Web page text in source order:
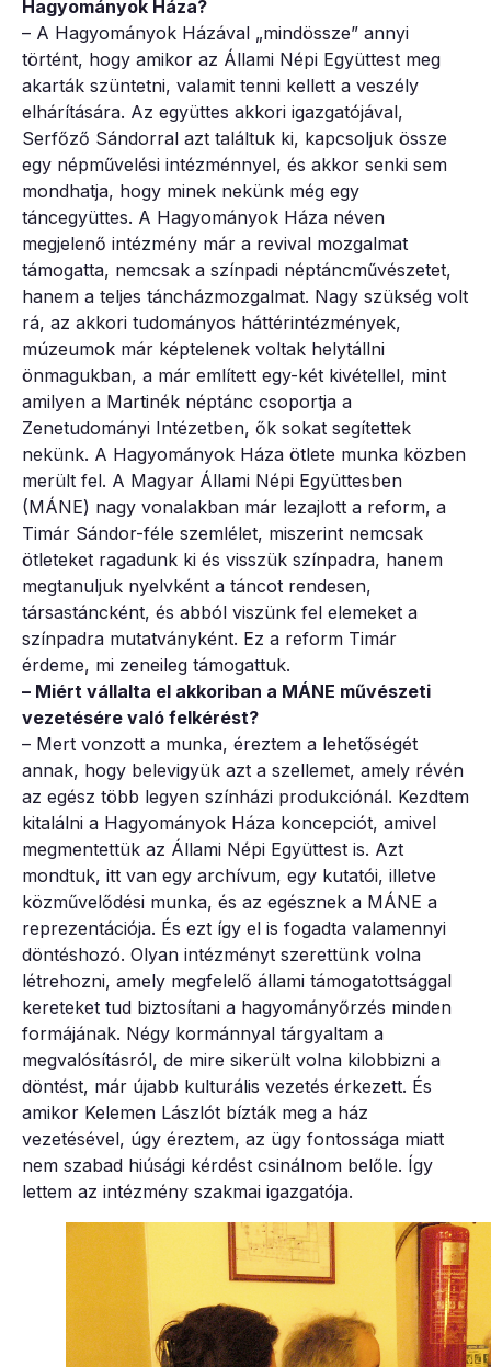
Hagyományok Háza?
– A Hagyományok Házával „mindössze” annyi
történt, hogy amikor az Állami Népi Együttest meg
akarták szüntetni, valamit tenni kellett a veszély
elhárítására. Az együttes akkori igazgatójával,
Serfőző Sándorral azt találtuk ki, kapcsoljuk össze
egy népművelési intézménnyel, és akkor senki sem
mondhatja, hogy minek nekünk még egy
táncegyüttes. A Hagyományok Háza néven
megjelenő intézmény már a revival mozgalmat
támogatta, nemcsak a színpadi néptáncművészetet,
hanem a teljes táncházmozgalmat. Nagy szükség volt
rá, az akkori tudományos háttérintézmények,
múzeumok már képtelenek voltak helytállni
önmagukban, a már említett egy-két kivétellel, mint
amilyen a Martinék néptánc csoportja a
Zenetudományi Intézetben, ők sokat segítettek
nekünk. A Hagyományok Háza ötlete munka közben
merült fel. A Magyar Állami Népi Együttesben
(MÁNE) nagy vonalakban már lezajlott a reform, a
Timár Sándor-féle szemlélet, miszerint nemcsak
ötleteket ragadunk ki és visszük színpadra, hanem
megtanuljuk nyelvként a táncot rendesen,
társastáncként, és abból viszünk fel elemeket a
színpadra mutatványként. Ez a reform Timár
érdeme, mi zeneileg támogattuk.
– Miért vállalta el akkoriban a MÁNE művészeti
vezetésére való felkérést?
– Mert vonzott a munka, éreztem a lehetőségét
annak, hogy belevigyük azt a szellemet, amely révén
az egész több legyen színházi produkciónál. Kezdtem
kitalálni a Hagyományok Háza koncepciót, amivel
megmentettük az Állami Népi Együttest is. Azt
mondtuk, itt van egy archívum, egy kutatói, illetve
közművelődési munka, és az egésznek a MÁNE a
reprezentációja. És ezt így el is fogadta valamennyi
döntéshozó. Olyan intézményt szerettünk volna
létrehozni, amely megfelelő állami támogatottsággal
kereteket tud biztosítani a hagyományőrzés minden
formájának. Négy kormánnyal tárgyaltam a
megvalósításról, de mire sikerült volna kilobbizni a
döntést, már újabb kulturális vezetés érkezett. És
amikor Kelemen Lászlót bízták meg a ház
vezetésével, úgy éreztem, az ügy fontossága miatt
nem szabad hiúsági kérdést csinálnom belőle. Így
lettem az intézmény szakmai igazgatója.